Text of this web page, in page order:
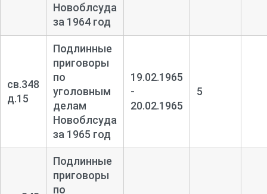
Новоблсуда
за 1964 год
св.348
д.15
Подлинные
приговоры
по
уголовным
делам
Новоблсуда
за 1965 год
19.02.1965
-
20.02.1965
5
Подлинные
приговоры
по